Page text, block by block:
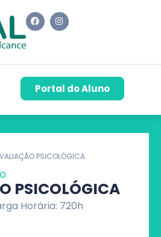
Portal do Aluno
PSICOLÓGICA
PSICOLÓGICA
Horária: 720h